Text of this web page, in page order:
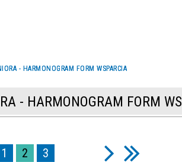
- HARMONOGRAM FORM WSPARCIA
- HARMONOGRAM FORM
1 2 3